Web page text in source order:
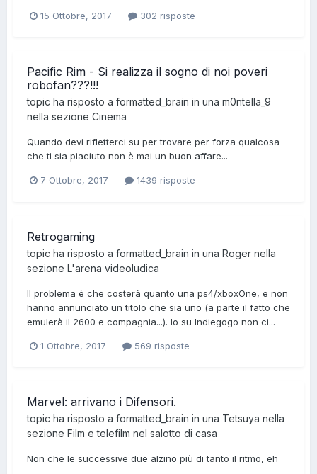
15 Ottobre, 2017 302 risposte
Pacific Rim - Si realizza il sogno di noi poveri
robofan???!!!
topic ha risposto a formatted_brain in una m0ntella_9
nella sezione Cinema
Quando devi rifletterci su per trovare per forza qualcosa
che ti sia piaciuto non è mai un buon affare...
7 Ottobre, 2017 1439 risposte
Retrogaming
topic ha risposto a formatted_brain in una Roger nella
sezione L'arena videoludica
Il problema è che costerà quanto una ps4/xboxOne, e non
hanno annunciato un titolo che sia uno (a parte il fatto che
emulerà il 2600 e compagnia...). Io su Indiegogo non ci...
1 Ottobre, 2017 569 risposte
Marvel: arrivano i Difensori.
topic ha risposto a formatted_brain in una Tetsuya nella
sezione Film e telefilm nel salotto di casa
Non che le successive due alzino più di tanto il ritmo, eh